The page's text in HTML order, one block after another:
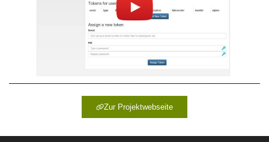
Zur Projektwebseite